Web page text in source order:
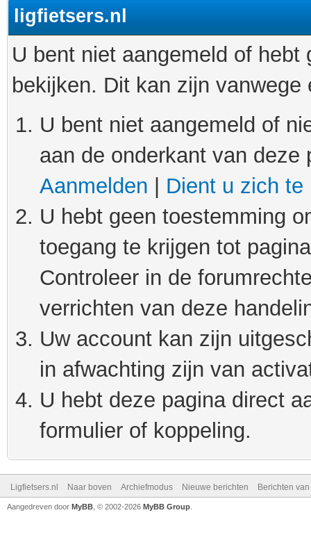
ligfietsers.nl
U bent niet aangemeld of
bekijken. Dit kan zijn
U bent niet aangemeld of
aan de onderkant van
Aanmelden
Dient u zich te
U hebt geen toestemming
toegang te krijgen tot
Controleer in de
verrichten van deze
Uw account kan zijn
in afwachting zijn van
U hebt deze pagina direct
formulier of koppeling.
Ligfietsers.nl Naar boven Archiefmodus Nieuwe berichten Berichten
Aangedreven door MyBB , © 2002-2026 MyBB Group